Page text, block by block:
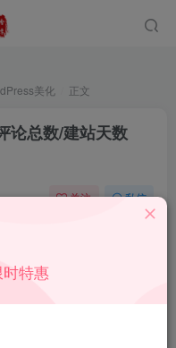
美化 正文
论总数/建站天数
关注 私信
间联系我们删除！
特惠